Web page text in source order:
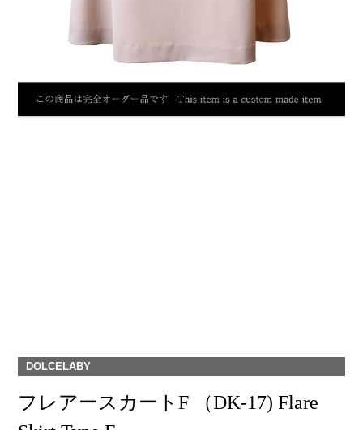
DOLCELABY
フレアースカートF （DK-17) Flare